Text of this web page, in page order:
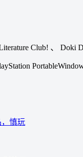
Club! 、 Doki
Portable
慎玩